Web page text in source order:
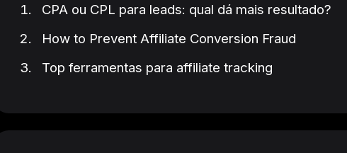
CPA ou CPL para leads: qual dá mais resultado?
How to Prevent Affiliate Conversion Fraud
Top ferramentas para affiliate tracking